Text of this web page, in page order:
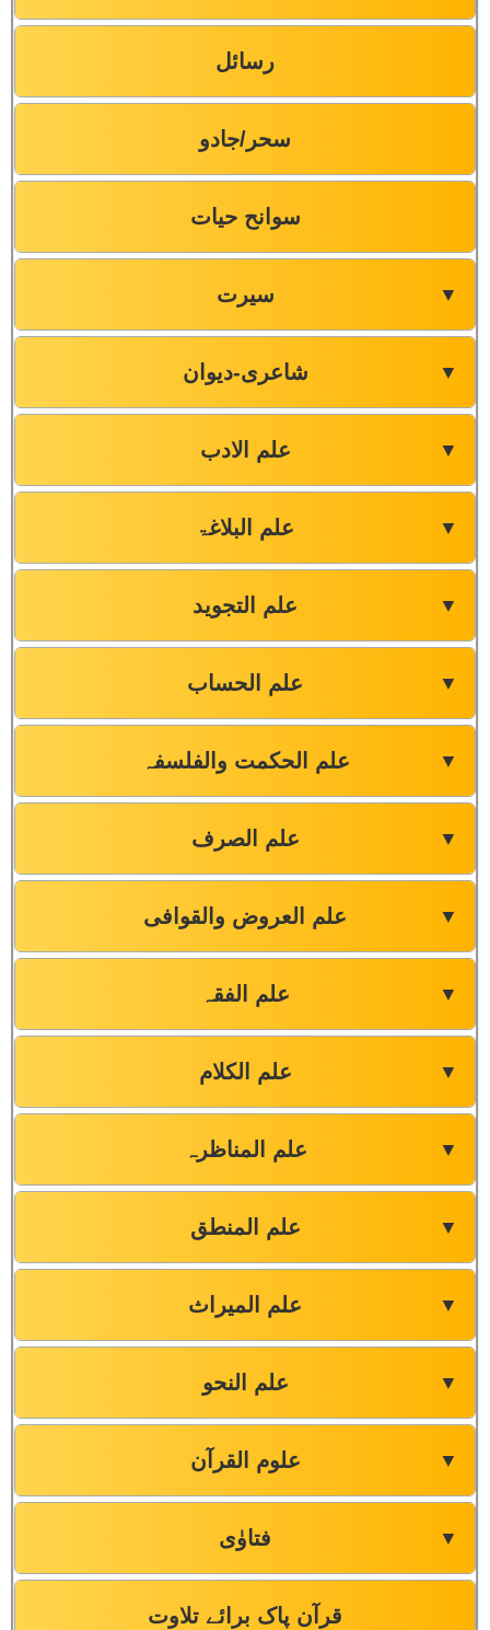
رسائل
سحر/جادو
سوانح حیات
سیرت ▼
شاعری-دیوان ▼
علم الادب ▼
علم البلاغۃ ▼
علم التجوید ▼
علم الحساب ▼
علم الحکمت والفلسفہ ▼
علم الصرف ▼
علم العروض والقوافی ▼
علم الفقہ ▼
علم الکلام ▼
علم المناظرہ ▼
علم المنطق ▼
علم المیراث ▼
علم النحو ▼
علوم القرآن ▼
فتاوٰی ▼
قرآن پاک برائے تلاوت